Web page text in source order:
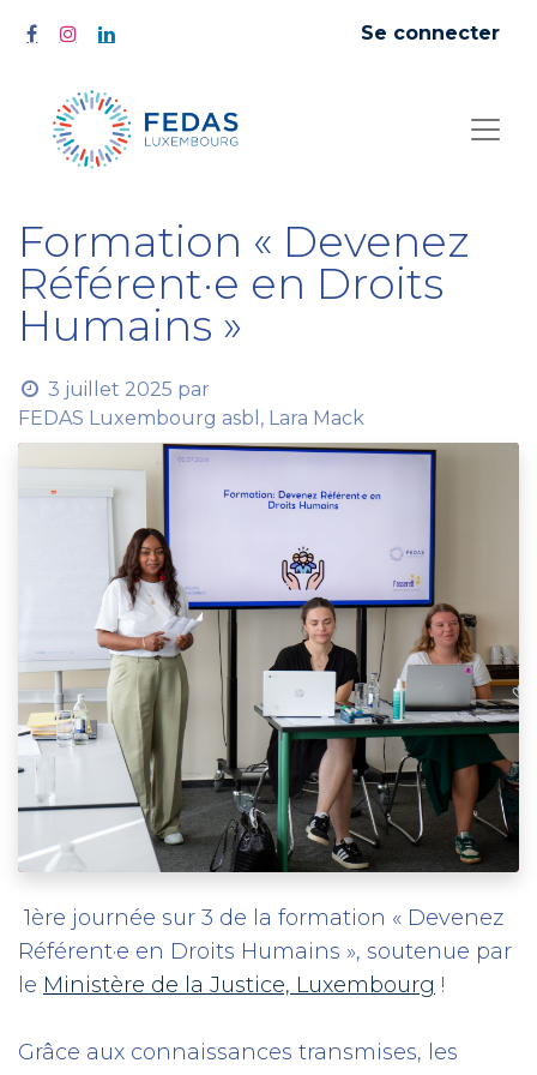
Se connecter
Formation « Devenez
Référent·e en Droits
Humains »
3 juillet 2025 par
FEDAS Luxembourg asbl, Lara Mack
1ère journée sur 3 de la formation « Devenez
Référent·e en Droits Humains », soutenue par
le Ministère de la Justice, Luxembourg !
Grâce aux connaissances transmises, les